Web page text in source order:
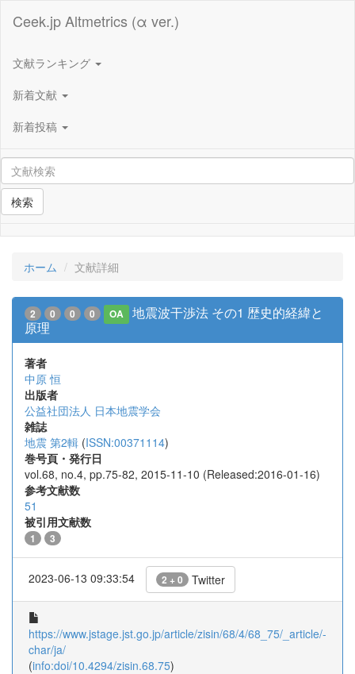
Ceek.jp Altmetrics (α ver.)
文献ランキング
新着文献
新着投稿
検索
ホーム 文献詳細
2 0 0 0 OA
地震波干渉法 その1 歴史的経緯と
原理
著者
中原 恒
出版者
公益社団法人 日本地震学会
雑誌
地震 第2輯 (ISSN:00371114)
巻号頁・発行日
vol.68, no.4, pp.75-82, 2015-11-10 (Released:2016-01-16)
参考文献数
51
被引用文献数
1 3
2023-06-13 09:33:54 2 + 0 Twitter
https://www.jstage.jst.go.jp/article/zisin/68/4/68_75/_article/-
char/ja/
(info:doi/10.4294/zisin.68.75)